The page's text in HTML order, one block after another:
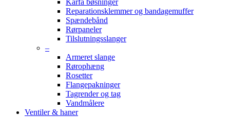
Karfa bøsninger
Reparationsklemmer og bandagemuffer
Spændebånd
Rørpaneler
Tilslutningsslanger
–
Armeret slange
Rørophæng
Rosetter
Flangepakninger
Tagrender og tag
Vandmålere
Ventiler & haner